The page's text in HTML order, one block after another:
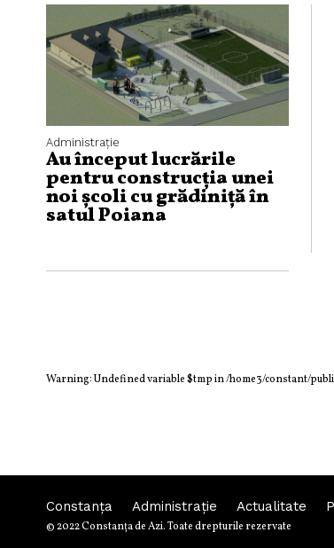
Administraţie
Au început lucrările
pentru construcția unei
noi școli cu grădiniță în
satul Poiana
Warning: Undefined variable $tmp in/home3/constant/
Constanța Administraţie Actualitate
© 2022 Constanţa de Azi. Toate drepturile rezervate